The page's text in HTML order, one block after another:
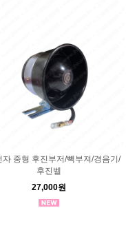
자 중형 후진부저/빽부져/경음기/
후진벨
27,000원